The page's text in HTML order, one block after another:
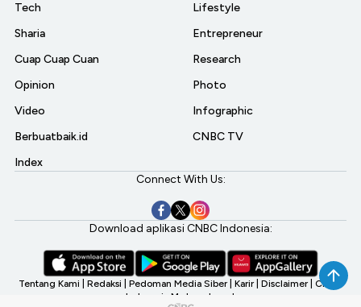
Tech
Sharia
Cuap Cuap Cuan
Opinion
Video
Berbuatbaik.id
Index
Lifestyle
Entrepreneur
Research
Photo
Infographic
CNBC TV
Connect With Us:
Download aplikasi CNBC Indonesia:
Tentang Kami Redaksi Pedoman Media Siber Karir Disclaimer CNBC
Indonesia My Investment